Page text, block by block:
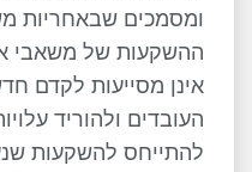
ומסמכים שבאחריות
ההשקעות של משאבי
אינן מסייעות לקדם
העובדים ולהוריד
להתייחס להשקעות